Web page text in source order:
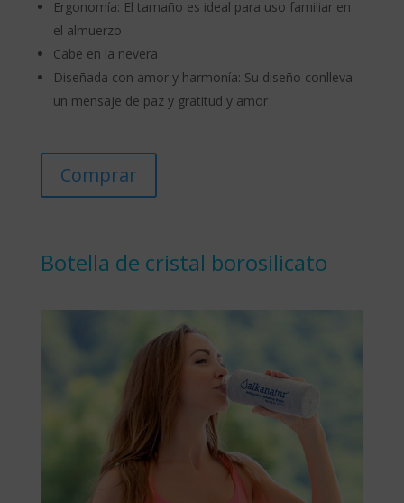
Ergonomía: El tamaño es ideal para uso familiar en
el almuerzo
Cabe en la nevera
Diseñada con amor y harmonía: Su diseño conlleva
un mensaje de paz y gratitud y amor
Comprar
Botella de cristal borosilicato